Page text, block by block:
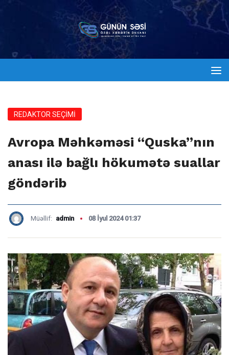
REDAKTOR SEÇİMİ
Avropa Məhkəməsi “Quska”nın
anası ilə bağlı hökumətə suallar
göndərib
Müəllif: admin 08 İyul 2024 01:37